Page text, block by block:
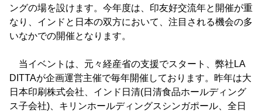
ングの場を設けます。今年度は、印友好交流年と開催が重
なり、インドと日本の双方において、注目される機会の多
いなかでの開催となります。
当イベントは、元々経産省の支援でスタート、弊社LA
DITTAが企画運営主催で毎年開催しております。昨年は大
日本印刷株式会社、インド日清(日清食品ホールディング
ス子会社)、キリンホールディングスシンガポール、全日